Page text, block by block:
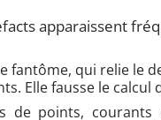
apparaissent
fantôme, qui relie le
Elle fausse le
de points,